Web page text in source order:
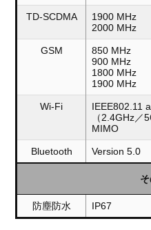
TD-SCDMA
1900 MHz
2000 MHz
GSM
850 MHz
900 MHz
1800 MHz
1900 MHz
Wi-Fi
IEEE802.11
（2.4GHz／
MIMO
Bluetooth Version 5.0
防塵防水 IP67